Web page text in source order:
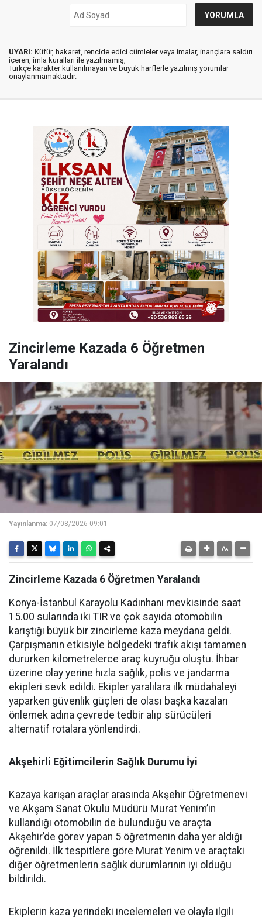
UYARI: Küfür, hakaret, rencide edici cümleler veya imalar, inançlara saldırı
içeren, imla kuralları ile yazılmamış,
Türkçe karakter kullanılmayan ve büyük harflerle yazılmış yorumlar
onaylanmamaktadır.
Zincirleme Kazada 6 Öğretmen
Yaralandı
Yayınlanma: 07/08/2026 09:01
Zincirleme Kazada 6 Öğretmen Yaralandı
Konya-İstanbul Karayolu Kadınhanı mevkisinde saat
15.00 sularında iki TIR ve çok sayıda otomobilin
karıştığı büyük bir zincirleme kaza meydana geldi.
Çarpışmanın etkisiyle bölgedeki trafik akışı tamamen
dururken kilometrelerce araç kuyruğu oluştu. İhbar
üzerine olay yerine hızla sağlık, polis ve jandarma
ekipleri sevk edildi. Ekipler yaralılara ilk müdahaleyi
yaparken güvenlik güçleri de olası başka kazaları
önlemek adına çevrede tedbir alıp sürücüleri
alternatif rotalara yönlendirdi.
Akşehirli Eğitimcilerin Sağlık Durumu İyi
Kazaya karışan araçlar arasında Akşehir Öğretmenevi
ve Akşam Sanat Okulu Müdürü Murat Yenim’in
kullandığı otomobilin de bulunduğu ve araçta
Akşehir’de görev yapan 5 öğretmenin daha yer aldığı
öğrenildi. İlk tespitlere göre Murat Yenim ve araçtaki
diğer öğretmenlerin sağlık durumlarının iyi olduğu
bildirildi.
Ekiplerin kaza yerindeki incelemeleri ve olayla ilgili